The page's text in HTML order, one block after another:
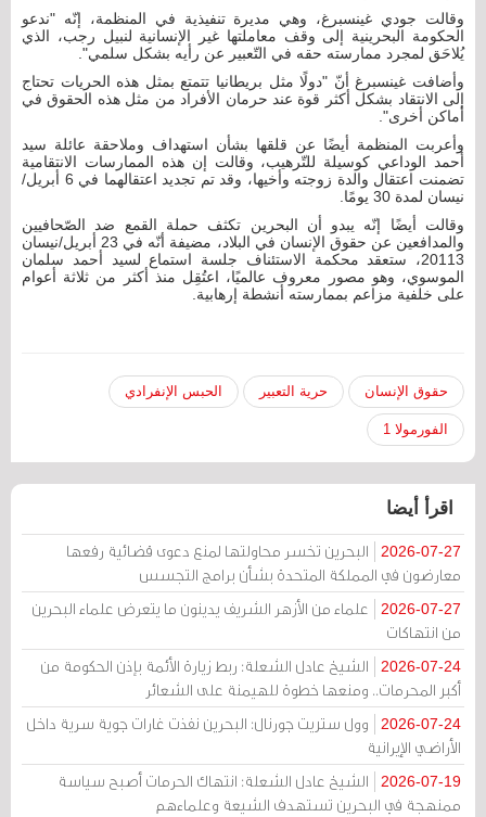
وقالت جودي غينسبرغ، وهي مديرة تنفيذية في المنظمة، إنّه "ندعو
الحكومة البحرينية إلى وقف معاملتها غير الإنسانية لنبيل رجب، الذي
يُلاحَق لمجرد ممارسته حقه في التّعبير عن رأيه بشكل سلمي".
وأضافت غينسبرغ أنّ "دولًا مثل بريطانيا تتمتع بمثل هذه الحريات تحتاج
إلى الانتقاد بشكل أكثر قوة عند حرمان الأفراد من مثل هذه الحقوق في
أماكن أخرى".
وأعربت المنظمة أيضًا عن قلقها بشأن استهداف وملاحقة عائلة سيد
أحمد الوداعي كوسيلة للتّرهيب، وقالت إن هذه الممارسات الانتقامية
تضمنت اعتقال والدة زوجته وأخيها، وقد تم تجديد اعتقالهما في 6 أبريل/
نيسان لمدة 30 يومًا.
وقالت أيضًا إنّه يبدو أن البحرين تكثف حملة القمع ضد الصّحافيين
والمدافعين عن حقوق الإنسان في البلاد، مضيفة أنّه في 23 أبريل/نيسان
20113، ستعقد محكمة الاستئناف جلسة استماع لسيد أحمد سلمان
الموسوي، وهو مصور معروف عالميًا، اعتُقِل منذ أكثر من ثلاثة أعوام
على خلفية مزاعم بممارسته أنشطة إرهابية.
حقوق الإنسان حرية التعبير الحبس الإنفرادي
الفورمولا 1
اقرأ أيضا
2026-07-27
البحرين تخسر محاولتها لمنع دعوى قضائية رفعها
معارضون في المملكة المتحدة بشأن برامج التجسس
2026-07-27
علماء من الأزهر الشريف يدينون ما يتعرض علماء البحرين
من انتهاكات
2026-07-24
الشيخ عادل الشعلة: ربط زيارة الأئمة بإذن الحكومة من
أكبر المحرمات.. ومنعها خطوة للهيمنة على الشعائر
2026-07-24
وول ستريت جورنال: البحرين نفذت غارات جوية سرية داخل
الأراضي الإيرانية
2026-07-19
الشيخ عادل الشعلة: انتهاك الحرمات أصبح سياسة
ممنهجة في البحرين تستهدف الشيعة وعلماءهم